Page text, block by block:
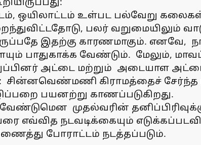
ஒயிலாட்டம் உள்பட பல்வேறு
பலர் வறுமையிலும்
இதற்கு காரணமாகும். எனவே,
பாதுகாக்க வேண்டும். மேலும்,
அட்டை மற்றும் அடையாள
சின்னவெண்மணி கிராமத்தைச்
பயனற்று காணப்படுகிறது.
முதல்வரின்
எவ்வித நடவடிக்கையும்
ஒன்றிணைத்து போராட்டம்